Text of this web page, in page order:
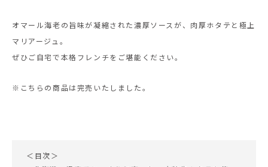
オマール海老の旨味が凝縮された濃厚ソースが、肉厚ホタテと極上
マリアージュ。
ぜひご自宅で本格フレンチをご堪能ください。
※こちらの商品は完売いたしました。
＜目次＞